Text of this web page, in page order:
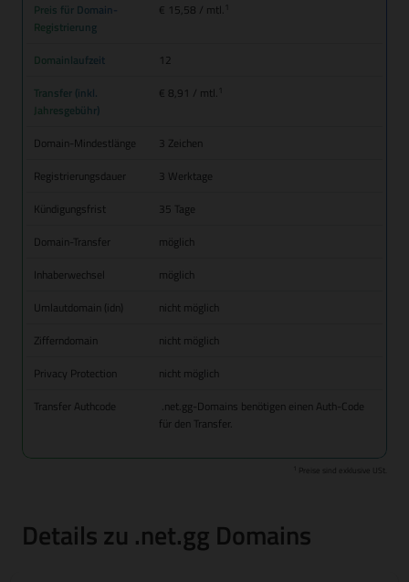
Preis für Domain-
Registrierung
€ 15,58 / mtl.
Domainlaufzeit
12
Transfer (inkl.
Jahresgebühr)
€ 8,91 / mtl.
Domain-Mindestlänge
3 Zeichen
Registrierungsdauer
3 Werktage
Kündigungsfrist
35 Tage
Domain-Transfer
möglich
Inhaberwechsel
möglich
Umlautdomain (idn)
nicht möglich
Zifferndomain
nicht möglich
Privacy Protection
nicht möglich
Transfer Authcode
.net.gg-Domains benötigen einen Auth-Code
für den Transfer.
Preise sind exklusive USt.
Details zu .net.gg Domains